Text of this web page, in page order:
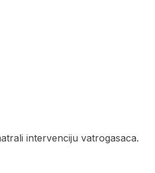
intervenciju vatrogasaca.